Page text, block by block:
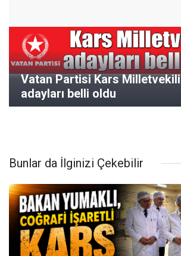
Vatan Partisi Kars Milletvekili
adayları belli oldu
Bunlar da İlginizi Çekebilir